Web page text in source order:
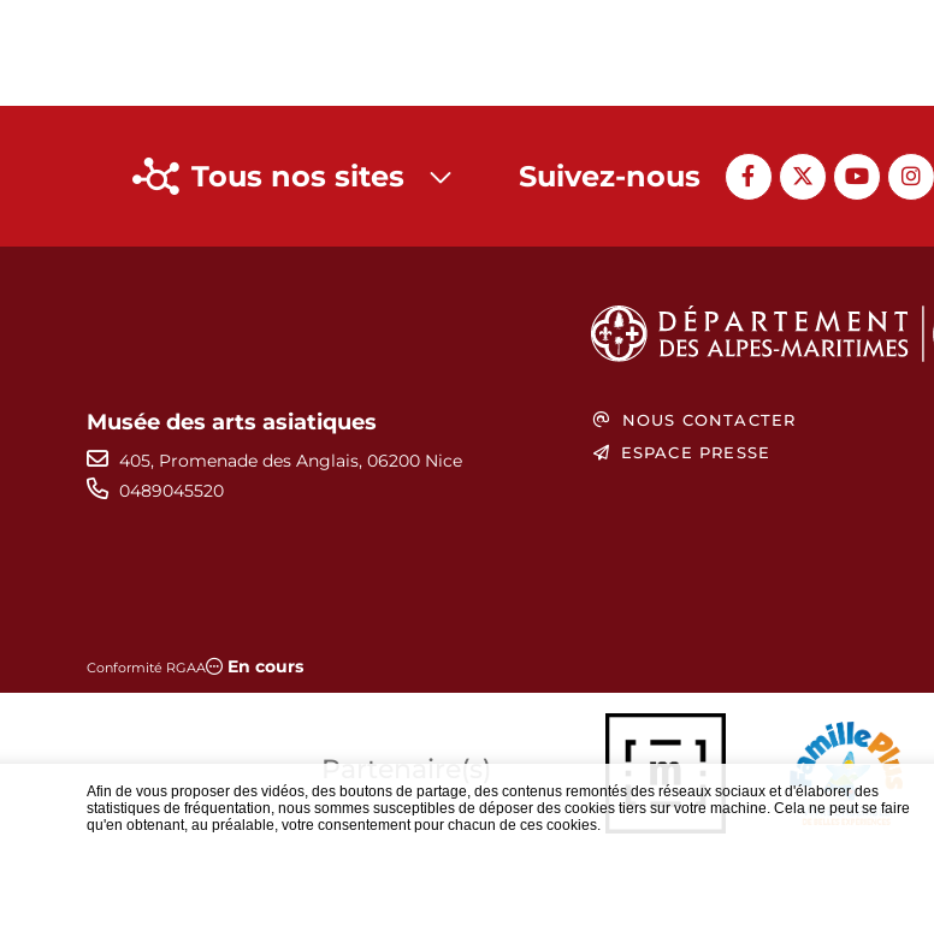
Afin de vous proposer des vidéos, des boutons de partage, des contenus remontés des réseaux sociaux et d'élaborer des
statistiques de fréquentation, nous sommes susceptibles de déposer des cookies tiers sur votre machine. Cela ne peut se faire
qu'en obtenant, au préalable, votre consentement pour chacun de ces cookies.
Tous nos sites Suivez-nous
Musée des arts asiatiques
405, Promenade des Anglais, 06200 Nice
0489045520
NOUS CONTACTER
ESPACE PRESSE
Conformité RGAA En cours
Partenaire(s)